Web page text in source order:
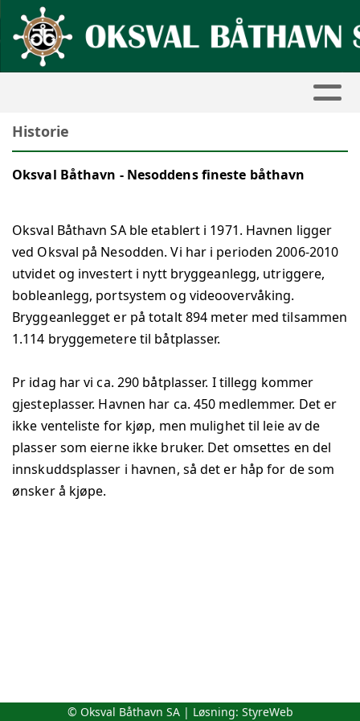
Historie
Oksval Båthavn - Nesoddens fineste båthavn
Oksval Båthavn SA ble etablert i 1971. Havnen ligger
ved Oksval på Nesodden. Vi har i perioden 2006-2010
utvidet og investert i nytt bryggeanlegg, utriggere,
bobleanlegg, portsystem og videoovervåking.
Bryggeanlegget er på totalt 894 meter med tilsammen
1.114 bryggemetere til båtplasser.
Pr idag har vi ca. 290 båtplasser. I tillegg kommer
gjesteplasser. Havnen har ca. 450 medlemmer. Det er
ikke venteliste for kjøp, men mulighet til leie av de
plasser som eierne ikke bruker. Det omsettes en del
innskuddsplasser i havnen, så det er håp for de som
ønsker å kjøpe.
© Oksval Båthavn SA | Løsning: StyreWeb